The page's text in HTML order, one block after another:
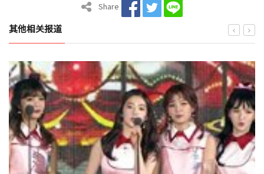
Share
其他相关报道